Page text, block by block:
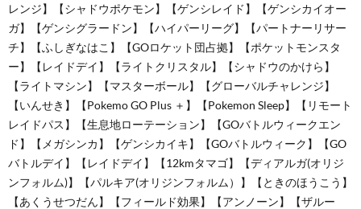
レンジ】【シャドウポケモン】【ゲンシレイド】【ゲンシカイオー
ガ】【ゲンシグラードン】【ハイパーリーグ】【パートナーリサー
チ】【ふしぎなはこ】【GOロケット団占拠】【ポケットモンスタ
ー】【レイドデイ】【ライトクリスタル】【シャドウのかけら】
【ライトマシン】【マスターボール】【グローバルチャレンジ】
【いんせき】【Pokemo GO Plus ＋】【Pokemon Sleep】【リモート
レイドパス】【生息地ローテーション】【GOバトルウィークエン
ド】【メガシンカ】【ゲンシカイキ】【GOバトルウィーク】【GO
バトルデイ】【レイドデイ】【12kmタマゴ】【ディアルガ(オリジ
ンフォルム)】【パルキア(オリジンフォルム）】【ときのほうこう】
【あくうせつだん】【フィールド効果】【アンノーン】【ザルー